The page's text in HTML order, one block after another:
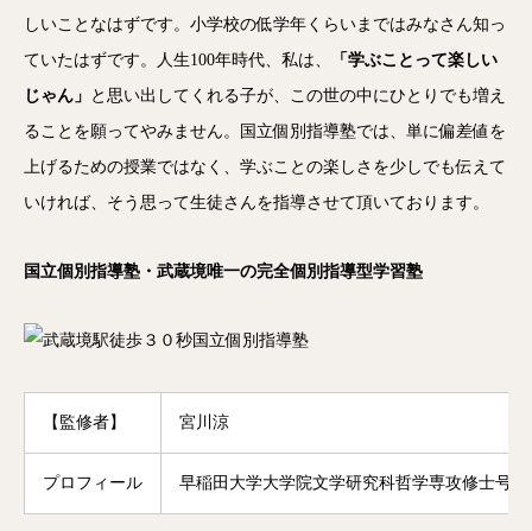
しいことなはずです。小学校の低学年くらいまではみなさん知っ
ていたはずです。人生100年時代、私は、
「学ぶことって楽しい
じゃん」 と思い出してくれる子が、この世の中にひとりでも増え
ることを願ってやみません。国立個別指導塾では、単に偏差値を
上げるための授業ではなく、学ぶことの楽しさを少しでも伝えて
いければ、そう思って生徒さんを指導させて頂いております。
国立個別指導塾・武蔵境唯一の完全個別指導型学習塾
【監修者】 宮川涼
プロフィール 早稲田大学大学院文学研究科哲学専攻修士号